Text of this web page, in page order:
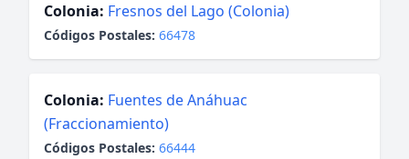
Colonia: Fresnos del Lago (Colonia)
Códigos Postales: 66478
Colonia: Fuentes de Anáhuac
(Fraccionamiento)
Códigos Postales: 66444